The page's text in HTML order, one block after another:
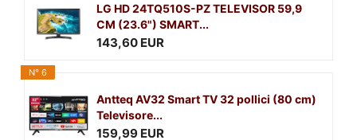
LG HD 24TQ510S-PZ TELEVISOR 59,9
CM (23.6") SMART...
143,60 EUR
N° 6
Antteq AV32 Smart TV 32 pollici (80 cm)
Televisore...
159,99 EUR